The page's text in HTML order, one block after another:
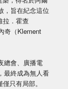
，旨在紀念這位
拉．霍查
奇（Klement
總會、廣播電
最終成為無人看
只有局部。